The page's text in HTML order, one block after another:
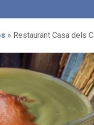
Restaurant Casa dels